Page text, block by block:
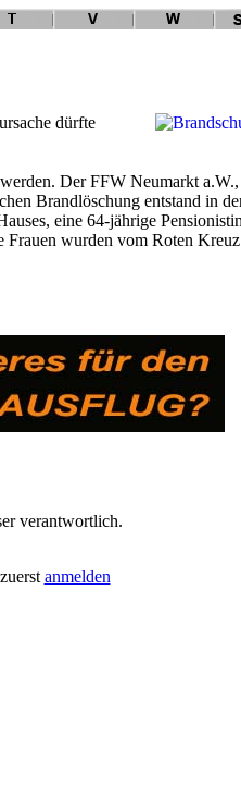
dürfte
Der FFW Neumarkt
Brandlöschung entstand in
eine 64-jährige
Frauen wurden vom Roten
verantwortlich.
anmelden